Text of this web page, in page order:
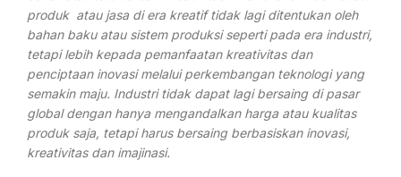
produk atau jasa di era kreatif tidak lagi ditentukan oleh
bahan baku atau sistem produksi seperti pada era industri,
tetapi lebih kepada pemanfaatan kreativitas dan
penciptaan inovasi melalui perkembangan teknologi yang
semakin maju. Industri tidak dapat lagi bersaing di pasar
global dengan hanya mengandalkan harga atau kualitas
produk saja, tetapi harus bersaing berbasiskan inovasi,
kreativitas dan imajinasi.